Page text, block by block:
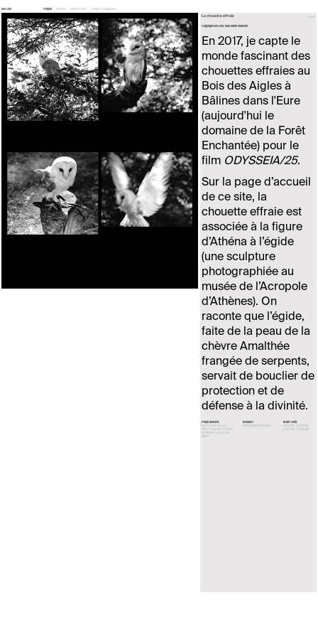
Eve Line Projets Écritures Contact et biographie
La chouette effraie Retour
Copyright Eve Line, tous droits réservés
En 2017, je capte le
monde fascinant des
chouettes effraies au
Bois des Aigles à
Bâlines dans l'Eure
(aujourd'hui le
domaine de la Forêt
Enchantée) pour le
film ODYSSEIA/25.
Sur la page d’accueil
de ce site, la
chouette effraie est
associée à la figure
d’Athéna à l’égide
(une sculpture
photographiée au
musée de l’Acropole
d’Athènes). On
raconte que l’égide,
faite de la peau de la
chèvre Amalthée
frangée de serpents,
servait de bouclier de
protection et de
défense à la divinité.
Projet associé:
ODYSSEIA/25
Médium:
Mots-clefs: